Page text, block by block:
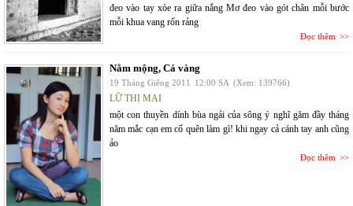
đeo vào tay xòe ra giữa nắng Mơ đeo vào gót chân mỗi bước
mỗi khua vang rổn rảng
Đọc thêm
Nằm mộng, Cá vàng
19 Tháng Giêng 2011 12:00 SA (Xem: 139766)
LỮ THỊ MAI
một con thuyền dính bùa ngải của sông ý nghĩ găm đầy tháng
năm mắc cạn em cố quên làm gì! khi ngay cả cánh tay anh cũng
ảo
Đọc thêm